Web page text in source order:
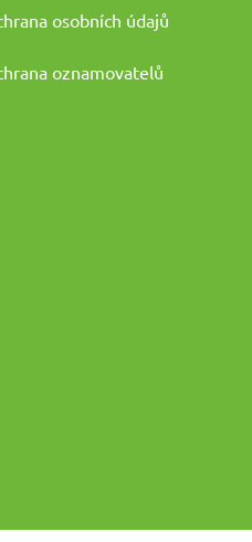
osobních údajů
oznamovatelů